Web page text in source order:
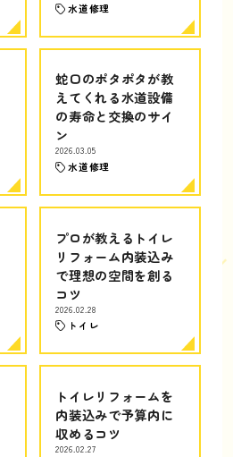
水道修理
蛇口のポタポタが教
えてくれる水道設備
の寿命と交換のサイ
ン
2026.03.05
水道修理
プロが教えるトイレ
リフォーム内装込み
で理想の空間を創る
コツ
2026.02.28
トイレ
トイレリフォームを
内装込みで予算内に
収めるコツ
2026.02.27